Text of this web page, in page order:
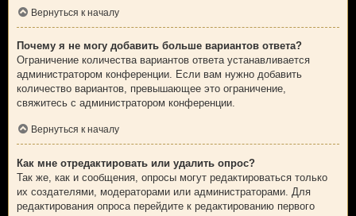
Вернуться к началу
Почему я не могу добавить больше вариантов ответа?
Ограничение количества вариантов ответа устанавливается
администратором конференции. Если вам нужно добавить
количество вариантов, превышающее это ограничение,
свяжитесь с администратором конференции.
Вернуться к началу
Как мне отредактировать или удалить опрос?
Так же, как и сообщения, опросы могут редактироваться только
их создателями, модераторами или администраторами. Для
редактирования опроса перейдите к редактированию первого